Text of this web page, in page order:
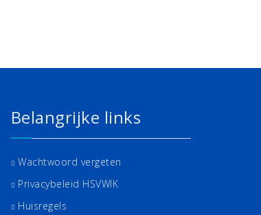
Belangrijke links
Wachtwoord vergeten
Privacybeleid HSVWIK
Huisregels